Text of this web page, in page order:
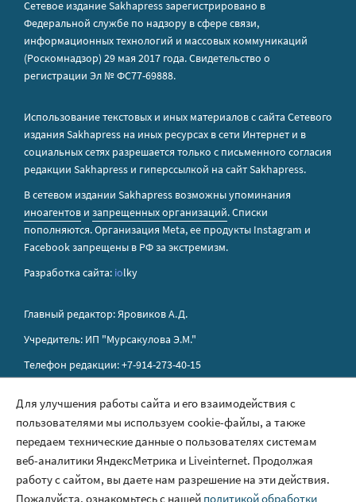
Сетевое издание Sakhapress зарегистрировано в
Федеральной службе по надзору в сфере связи,
информационных технологий и массовых коммуникаций
(Роскомнадзор) 29 мая 2017 года. Свидетельство о
регистрации Эл № ФС77-69888.
Использование текстовых и иных материалов с сайта Сетевого
издания Sakhapress на иных ресурсах в сети Интернет и в
социальных сетях разрешается только с письменного согласия
редакции Sakhapress и гиперссылкой на сайт Sakhapress.
В сетевом издании Sakhapress возможны упоминания
иноагентов и запрещенных организаций. Списки
пополняются. Организация Metа, ее продукты Instagram и
Facebook запрещены в РФ за экстремизм.
Разработка сайта: iolky
Главный редактор: Яровиков А.Д.
Учредитель: ИП "Мурсакулова Э.М."
Телефон редакции: +7-914-273-40-15
Правила сайта
Политика обработки персональных данных
Размещение рекламы
Для улучшения работы сайта и его взаимодействия с
пользователями мы используем cookie-файлы, а также
передаем технические данные о пользователях системам
веб-аналитики ЯндексМетрика и Liveinternet. Продолжая
работу с сайтом, вы даете нам разрешение на эти действия.
Пожалуйста, ознакомьтесь с нашей политикой обработки